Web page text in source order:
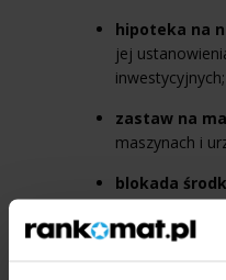
hipoteka na
jej
inwestycyjnych;
zastaw na
maszynach i
blokada
do dyspozycji
zobowiązania.